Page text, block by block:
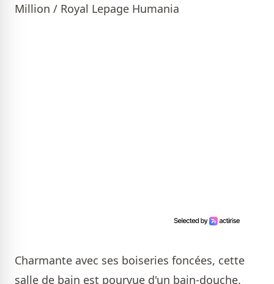
Million / Royal Lepage Humania
Charmante avec ses boiseries foncées, cette
salle de bain est pourvue d'un bain-douche.